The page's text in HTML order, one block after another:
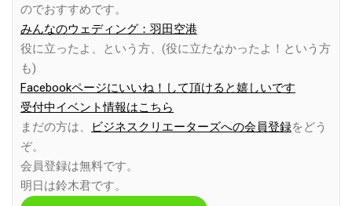
のでおすすめです。
みんなのウェディング：羽田空港
役に立ったよ、という方、(役に立たなかったよ！という方
も)
Facebookページにいいね！して頂けると嬉しいです
受付中イベント情報はこちら
まだの方は、
ビジネスクリエーターズへの会員登録をどう
ぞ。
会員登録は無料です。
明日は鈴木君です。